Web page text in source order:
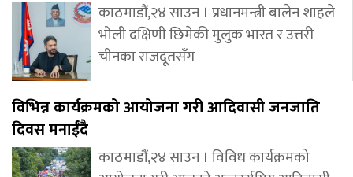
काठमाडौं,२४ साउन । प्रधानमन्त्री बालेन शाहले
भोली दक्षिणी छिमेकी मुलुक भारत र उत्तरी
चीनका राजदूतसँग
विभिन्न कार्यक्रमको आयोजना गरी आदिवासी जनजाति
दिवस मनाईंदै
काठमाडौं,२४ साउन । विविध कार्यक्रमको